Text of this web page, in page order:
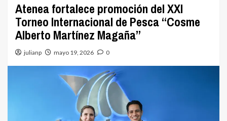
Atenea fortalece promoción del XXI
Torneo Internacional de Pesca “Cosme
Alberto Martínez Magaña”
julianp mayo 19, 2026 0